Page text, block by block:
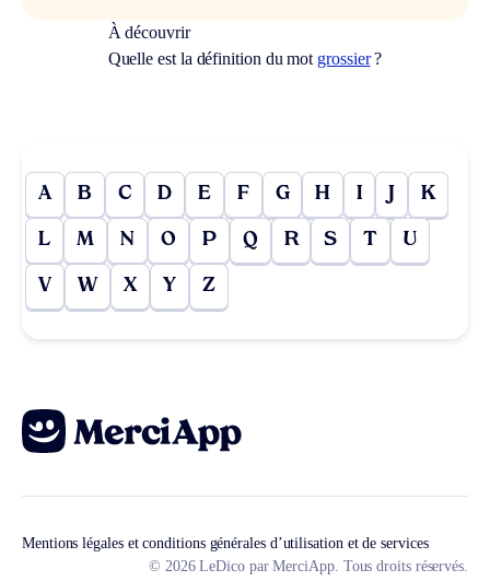
À découvrir
Quelle est la définition du mot grossier?
A B C D E F G H I J K
L M N O P Q R S T U
V W X Y Z
Mentions légales et conditions générales d’utilisation et de services
© 2026 LeDico par MerciApp. Tous droits réservés.